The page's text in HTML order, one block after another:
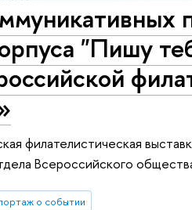
"Пишу
филателистическая
Всероссийского
о событии